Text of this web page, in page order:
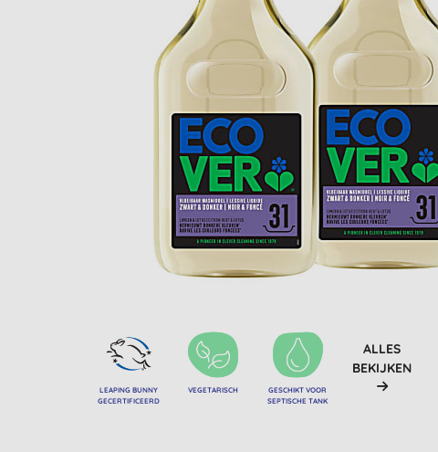
LEAPING BUNNY
GECERTIFICEERD
VEGETARISCH
GESCHIKT VOOR
SEPTISCHE TANK
ALLES
BEKIJKEN